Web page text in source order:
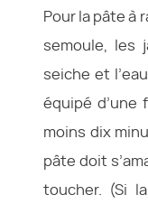
Pour la pâte à
semoule, les
seiche et
équipé d’une
moins dix
pâte doit
toucher. (Si